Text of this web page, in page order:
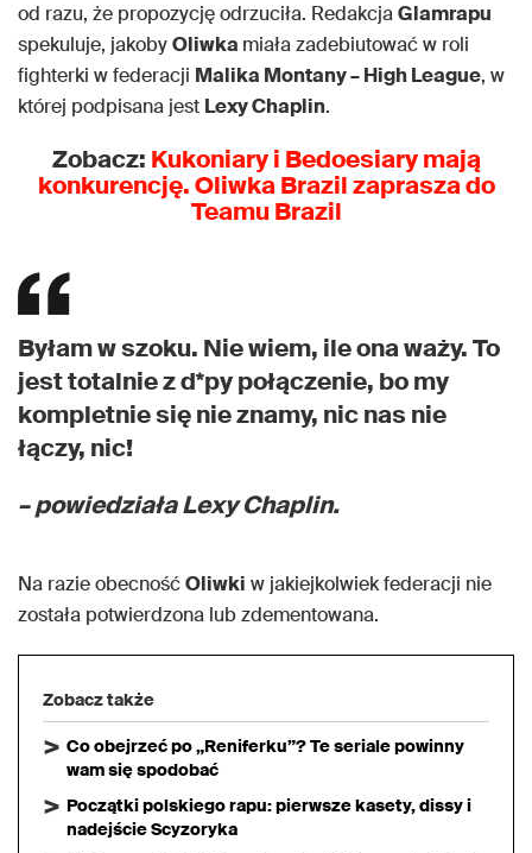
od razu, że propozycję odrzuciła. RedakcjaGlamrapu
spekuluje, jakobyOliwka miała zadebiutować w roli
fighterki w federacji Malika Montany – High League, w
której podpisana jest Lexy Chaplin.
Zobacz: Kukoniary i Bedoesiary mają
konkurencję. Oliwka Brazil zaprasza do
Teamu Brazil
Byłam w szoku. Nie wiem, ile ona waży. To
jest totalnie z d*py połączenie, bo my
kompletnie się nie znamy, nic nas nie
łączy, nic!
– powiedziała Lexy Chaplin.
Na razie obecnośćOliwki w jakiejkolwiek federacji nie
została potwierdzona lub zdementowana.
Zobacz także
Co obejrzeć po „Reniferku”? Te seriale powinny
wam się spodobać
Początki polskiego rapu: pierwsze kasety, dissy i
nadejście Scyzoryka